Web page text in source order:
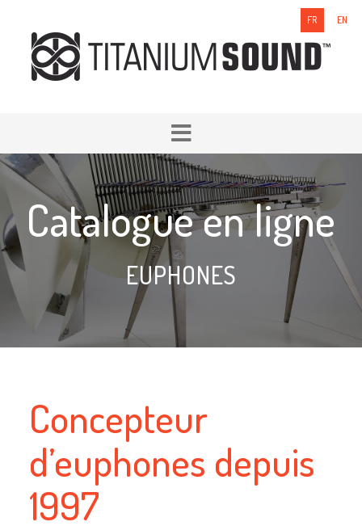
FR EN
Catalogue en ligne
EUPHONES
Concepteur
d’euphones depuis
1997